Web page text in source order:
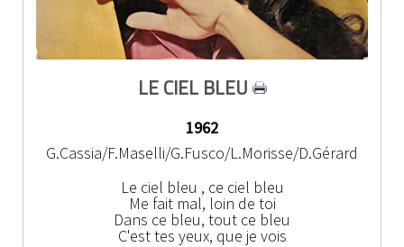
LE CIEL BLEU
1962
G.Cassia/F.Maselli/G.Fusco/L.Morisse/D.Gérard
Le ciel bleu , ce ciel bleu
Me fait mal, loin de toi
Dans ce bleu, tout ce bleu
C'est tes yeux, que je vois